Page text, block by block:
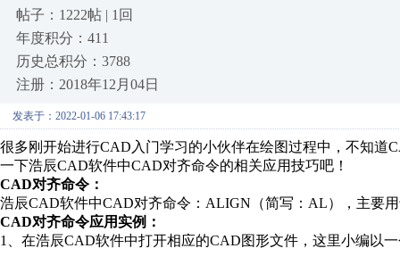
帖子：1222帖 | 1回
年度积分：411
历史总积分：3788
注册：2018年12月04日
发表于：2022-01-06 17:43:17
很多刚开始进行CAD入门学习的小伙伴在绘图过程中，不知
一下浩辰CAD软件中CAD对齐命令的相关应用技巧吧！
CAD对齐命令：
浩辰CAD软件中CAD对齐命令：ALIGN（简写：AL），主要
CAD对齐命令应用实例：
1、在浩辰CAD软件中打开相应的CAD图形文件，这里小编以